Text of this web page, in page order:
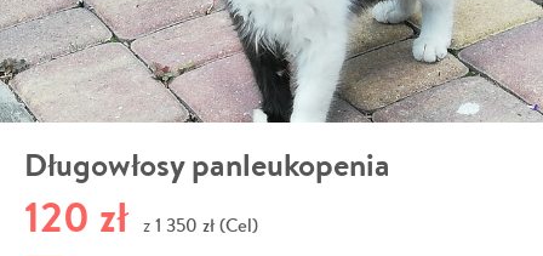
Długowłosy panleukopenia
120 zł z 1 350 zł (Cel)